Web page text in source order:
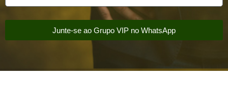
Junte-se ao Grupo VIP no WhatsApp